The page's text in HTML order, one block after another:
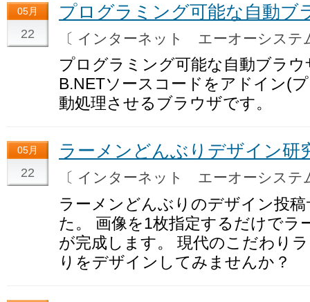
05月
22
プログラミング可能な自動ブ
〔 インターネット エーオーシス
プログラミング可能な自動ブラ
B.NETソースコードをアドイン(
動処理させるブラウザです。
05月
22
ラーメンどんぶりデザイン研
〔 インターネット エーオーシス
ラーメンどんぶりのデザイン投
た。 画像を1枚指定するだけでラ
が完成します。 現代のこだわり
りをデザインしてみませんか？